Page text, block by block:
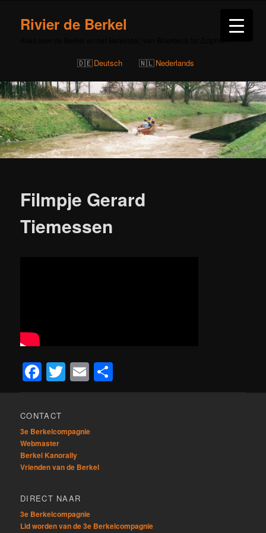
Rivier de Berkel
Deutsch Nederlands
Filmpje Gerard
Tiemessen
Facebook
Twitter
Email
CONTACT
3e Berkelcompagnie
Webmaster
Berkel Kanorally
Vrienden van de Berkel
DIRECT NAAR
3e Berkelcompagnie
Lid worden van de 3e Berkelcompagnie